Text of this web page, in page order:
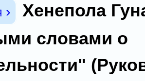
›
Хенепола
словами о